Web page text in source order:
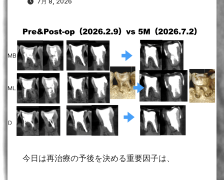
今日は再治療の予後を決める重要因子は、